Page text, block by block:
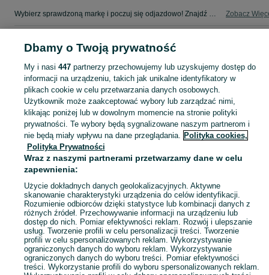
Wybierz sprawdzoną markę i poczuj się odjazdowo! Znajdź wymarzony samochód w kategorii Audi na OLX - Siedlce i okolice! Zobacz
Mapa kategorii
Mapa ministron
Popularne wyszukiwania
Dbamy o Twoją prywatność
My i nasi 447partnerzy przechowujemy lub uzyskujemy dostęp do
informacji na urządzeniu, takich jak unikalne identyfikatory w
plikach cookie w celu przetwarzania danych osobowych.
Użytkownik może zaakceptować wybory lub zarządzać nimi,
klikając poniżej lub w dowolnym momencie na stronie polityki
prywatności. Te wybory będą sygnalizowane naszym partnerom i
nie będą miały wpływu na dane przeglądania. Polityka cookies,
Polityka Prywatności
Wraz z naszymi partnerami przetwarzamy dane w celu
zapewnienia:
Użycie dokładnych danych geolokalizacyjnych. Aktywne
skanowanie charakterystyki urządzenia do celów identyfikacji.
Rozumienie odbiorców dzięki statystyce lub kombinacji danych z
różnych źródeł. Przechowywanie informacji na urządzeniu lub
dostęp do nich. Pomiar efektywności reklam. Rozwój i ulepszanie
usług. Tworzenie profili w celu personalizacji treści. Tworzenie
profili w celu spersonalizowanych reklam. Wykorzystywanie
ograniczonych danych do wyboru reklam. Wykorzystywanie
ograniczonych danych do wyboru treści. Pomiar efektywności
treści. Wykorzystanie profili do wyboru spersonalizowanych reklam.